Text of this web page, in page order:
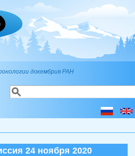
докембрия РАН
Форма поиска
Поиск
24 ноября 2020